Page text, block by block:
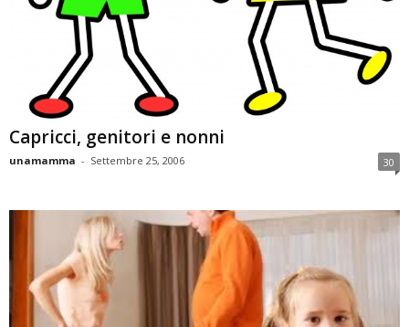
Capricci, genitori e nonni
unamamma - Settembre 25, 2006 30